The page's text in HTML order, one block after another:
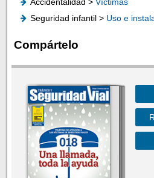
Accidentalidad > Víctimas
Seguridad infantil > Uso e
Compártelo